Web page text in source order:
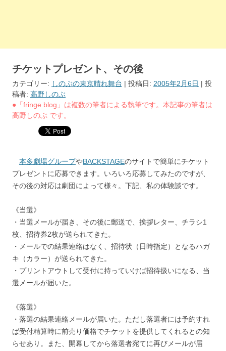
チケットプレゼント、その後
カテゴリー: しのぶの東京晴れ舞台 | 投稿日: 2005年2月6日 | 投
稿者: 高野しのぶ
●「fringe blog」は複数の筆者による執筆です。本記事の筆者は
高野しのぶ です。
本多劇場グループやBACKSTAGEのサイトで簡単にチケット
プレゼントに応募できます。いろいろ応募してみたのですが、
その後の対応は劇団によって様々。下記、私の体験談です。
《当選》
・当選メールが届き、その後に郵送で、挨拶レター、チラシ1
枚、招待券2枚が送られてきた。
・メールでの結果連絡はなく、招待状（日時指定）となるハガ
キ（カラー）が送られてきた。
・プリントアウトして受付に持っていけば招待扱いになる、当
選メールが届いた。
《落選》
・落選の結果連絡メールが届いた。ただし落選者には予約すれ
ば受付精算時に前売り価格でチケットを提供してくれるとの知
らせあり。また、開幕してから落選者宛てに再びメールが届